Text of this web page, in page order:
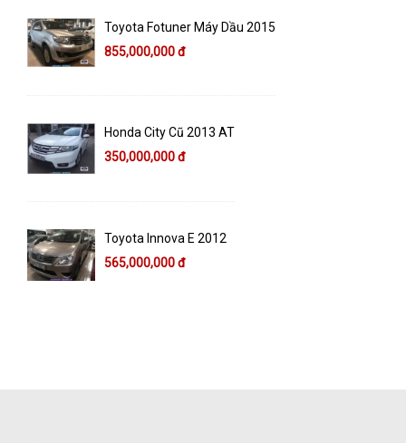
Toyota Fotuner Máy Dầu 2015
855,000,000 đ
Honda City Cũ 2013 AT
350,000,000 đ
Toyota Innova E 2012
565,000,000 đ